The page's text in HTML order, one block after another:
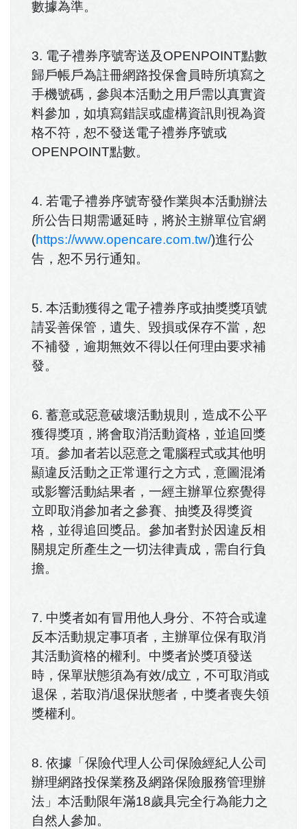
數據為準。
3. 電子禮券序號寄送及OPENPOINT點數
歸戶帳戶為註冊網路投保會員時所填寫之
手機號碼，參與本活動之用戶需以真實資
料參加，如填寫錯誤或虛構資訊則視為資
格不符，恕不發送電子禮券序號或
OPENPOINT點數。
4. 若電子禮券序號寄發作業與本活動辦法
所公告日期需遞延時，將於主辦單位官網
(https://www.opencare.com.tw/)進行公
告，恕不另行通知。
5. 本活動獲得之電子禮券序或抽獎獎項號
請妥善保管，遺失、毀損或保存不當，恕
不補發，逾期無效不得以任何理由要求補
發。
6. 蓄意或惡意破壞活動規則，造成不公平
獲得獎項，將會取消活動資格，並追回獎
項。參加者若以惡意之電腦程式或其他明
顯違反活動之正常運行之方式，意圖混淆
或影響活動結果者，一經主辦單位察覺得
立即取消參加者之參賽、抽獎及得獎資
格，並得追回獎品。參加者對於因違反相
關規定所產生之一切法律責成，需自行負
擔。
7. 中獎者如有冒用他人身分、不符合或違
反本活動規定事項者，主辦單位保有取消
其活動資格的權利。中獎者於獎項發送
時，保單狀態須為有效/成立，不可取消或
退保，若取消/退保狀態者，中獎者喪失領
獎權利。
8. 依據「保險代理人公司保險經紀人公司
辦理網路投保業務及網路保險服務管理辦
法」本活動限年滿18歲具完全行為能力之
自然人參加。